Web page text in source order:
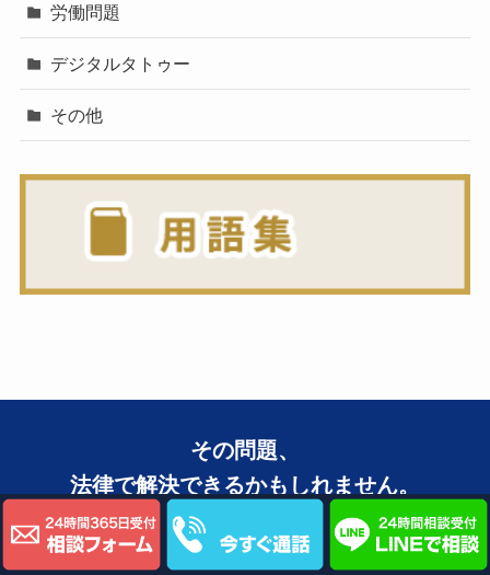
労働問題
デジタルタトゥー
その他
その問題、
法律で解決できるかもしれません。
まずは無料で弁護士にご相談ください